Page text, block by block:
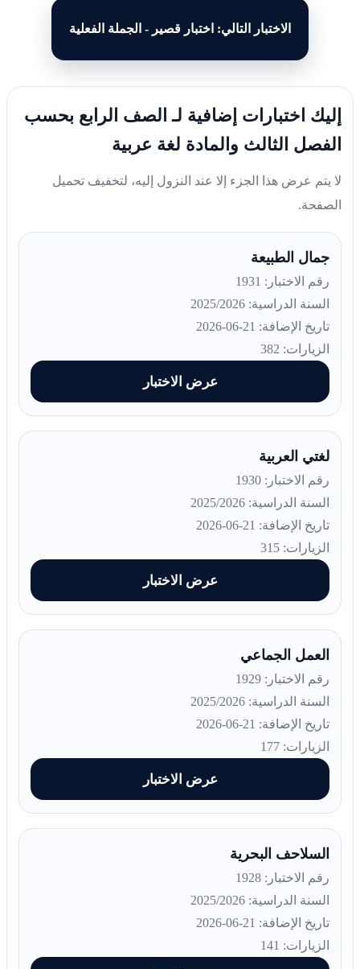
الاختبار التالي: اختبار قصير - الجملة الفعلية
إليك اختبارات إضافية لـ الصف الرابع بحسب
الفصل الثالث والمادة لغة عربية
لا يتم عرض هذا الجزء إلا عند النزول إليه، لتخفيف تحميل
الصفحة.
جمال الطبيعة
رقم الاختبار: 1931
السنة الدراسية: 2025/2026
تاريخ الإضافة: 21-06-2026
الزيارات: 382
عرض الاختبار
لغتي العربية
رقم الاختبار: 1930
السنة الدراسية: 2025/2026
تاريخ الإضافة: 21-06-2026
الزيارات: 315
عرض الاختبار
العمل الجماعي
رقم الاختبار: 1929
السنة الدراسية: 2025/2026
تاريخ الإضافة: 21-06-2026
الزيارات: 177
عرض الاختبار
السلاحف البحرية
رقم الاختبار: 1928
السنة الدراسية: 2025/2026
تاريخ الإضافة: 21-06-2026
الزيارات: 141